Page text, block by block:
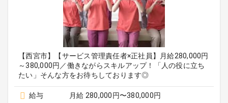
【西宮市】【サービス管理責任者×正社員】月給280,000円
～380,000円／働きながらスキルアップ！「人の役に立ち
たい」そんな方をお待ちしております◎
給与
月給 280,000円〜380,000円